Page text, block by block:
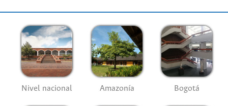
Nivel nacional Amazonía Bogotá